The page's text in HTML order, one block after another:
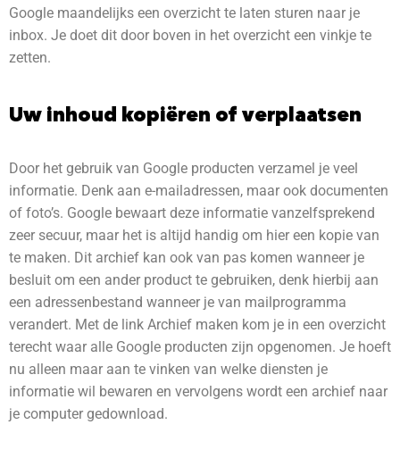
Google maandelijks een overzicht te laten sturen naar je
inbox. Je doet dit door boven in het overzicht een vinkje te
zetten.
Uw inhoud kopiëren of verplaatsen
Door het gebruik van Google producten verzamel je veel
informatie. Denk aan e-mailadressen, maar ook documenten
of foto’s. Google bewaart deze informatie vanzelfsprekend
zeer secuur, maar het is altijd handig om hier een kopie van
te maken. Dit archief kan ook van pas komen wanneer je
besluit om een ander product te gebruiken, denk hierbij aan
een adressenbestand wanneer je van mailprogramma
verandert. Met de link Archief maken kom je in een overzicht
terecht waar alle Google producten zijn opgenomen. Je hoeft
nu alleen maar aan te vinken van welke diensten je
informatie wil bewaren en vervolgens wordt een archief naar
je computer gedownload.